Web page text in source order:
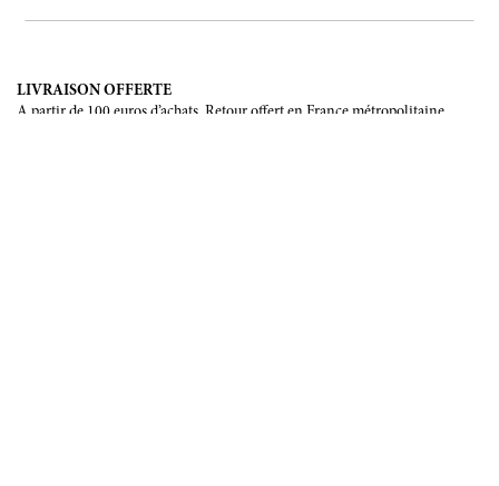
LIVRAISON OFFERTE
A partir de 100 euros d’achats. Retour offert en France métropolitaine,